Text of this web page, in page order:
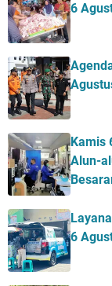
6
Kamis
Alun-
6